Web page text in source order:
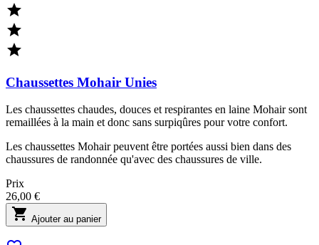



Chaussettes Mohair Unies
Les chaussettes chaudes, douces et respirantes en laine Mohair sont
remaillées à la main et donc sans surpiqûres pour votre confort.
Les chaussettes Mohair peuvent être portées aussi bien dans des
chaussures de randonnée qu'avec des chaussures de ville.
Prix
26,00 €
 Ajouter au panier